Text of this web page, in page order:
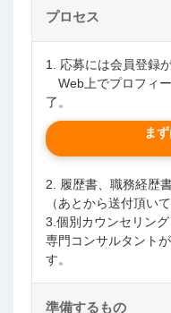
プロセス
1. 応募には会員登録
Web上でプロフィ
了。
ま
2. 履歴書、職務経歴
（あとから送付頂い
3.個別カウンセリング
専門コンサルタント
す。
準備するもの